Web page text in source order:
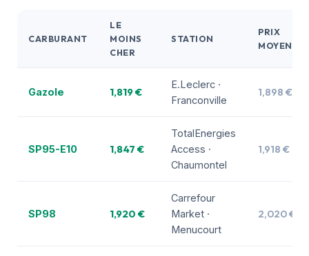
CARBURANT
LE
MOINS
CHER
STATION
PRIX
MOYEN
Gazole 1,819 €
E.Leclerc ·
Franconville
1,898 €
SP95-E10 1,847 €
TotalEnergies
Access ·
Chaumontel
1,918 €
SP98 1,920 €
Carrefour
Market ·
Menucourt
2,020 €